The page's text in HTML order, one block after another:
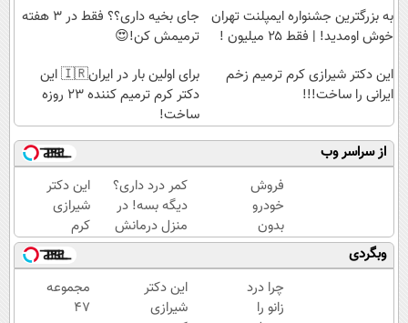
به بزرگترین جشنواره ایمپلنت تهران
خوش اومدید! | فقط ۲۵ میلیون !
جای بخیه داری؟؟ فقط در 3 هفته
ترمیمش کن!😍
این دکتر شیرازی کرم ترمیم زخم
ایرانی را ساخت!!!
برای اولین بار در ایران🇮🇷 این
دکتر کرم ترمیم کننده 23 روزه
ساخت!
از سراسر وب
فروش
خودرو
بدون
کمیسیون
😍
کمر درد داری؟
دیگه بسه! در
منزل درمانش
کن
(◀پرسش‌نامه)
این دکتر
شیرازی
کرم
ترمیم
زخم
ایرانی را
ساخت!!!
وبگردی
چرا درد
زانو را
این دکتر
شیرازی
مجموعه
47